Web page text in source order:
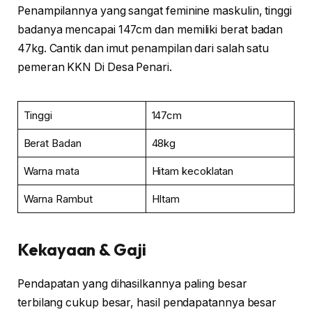
Penampilannya yang sangat feminine maskulin, tinggi
badanya mencapai 147cm dan memiliki berat badan
47kg. Cantik dan imut penampilan dari salah satu
pemeran KKN Di Desa Penari.
Tinggi 147cm
Berat Badan 48kg
Warna mata Hitam kecoklatan
Warna Rambut HItam
Kekayaan & Gaji
Pendapatan yang dihasilkannya paling besar
terbilang cukup besar, hasil pendapatannya besar